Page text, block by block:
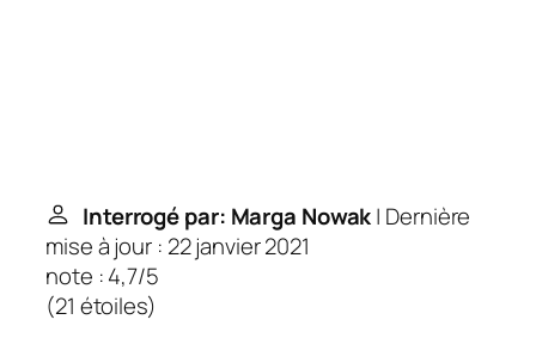
Interrogé par: Marga Nowak| Dernière
mise à jour : 22 janvier 2021
note : 4,7/5
(21 étoiles)